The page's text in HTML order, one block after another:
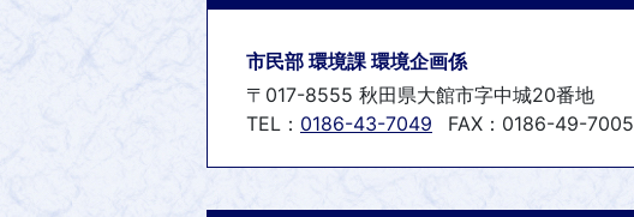
市民部 環境課 環境企画係
〒017-8555 秋田県大館市字中城20番地
TEL： 0186-43-7049 FAX：0186-49-7005